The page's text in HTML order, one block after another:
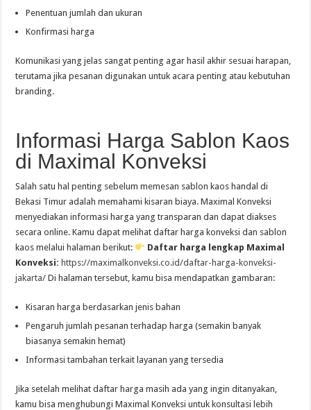
Penentuan jumlah dan ukuran
Konfirmasi harga
Komunikasi yang jelas sangat penting agar hasil akhir sesuai harapan,
terutama jika pesanan digunakan untuk acara penting atau kebutuhan
branding.
Informasi Harga Sablon Kaos
di Maximal Konveksi
Salah satu hal penting sebelum memesan sablon kaos handal di
Bekasi Timur adalah memahami kisaran biaya. Maximal Konveksi
menyediakan informasi harga yang transparan dan dapat diakses
secara online. Kamu dapat melihat daftar harga konveksi dan sablon
kaos melalui halaman berikut:
Daftar harga lengkap Maximal
Konveksi: https://maximalkonveksi.co.id/daftar-harga-konveksi-
jakarta/ Di halaman tersebut, kamu bisa mendapatkan gambaran:
Kisaran harga berdasarkan jenis bahan
Pengaruh jumlah pesanan terhadap harga (semakin banyak
biasanya semakin hemat)
Informasi tambahan terkait layanan yang tersedia
Jika setelah melihat daftar harga masih ada yang ingin ditanyakan,
kamu bisa menghubungi Maximal Konveksi untuk konsultasi lebih